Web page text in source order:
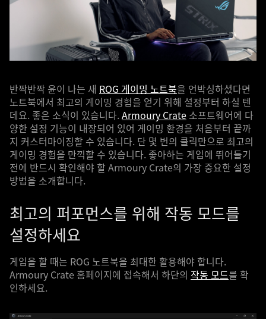
반짝반짝 윤이 나는 새 ROG 게이밍 노트북을 언박싱하셨다면
노트북에서 최고의 게이밍 경험을 얻기 위해 설정부터 하실 텐
데요. 좋은 소식이 있습니다. Armoury Crate 소프트웨어에 다
양한 설정 기능이 내장되어 있어 게이밍 환경을 처음부터 끝까
지 커스터마이징할 수 있습니다. 단 몇 번의 클릭만으로 최고의
게이밍 경험을 만끽할 수 있습니다. 좋아하는 게임에 뛰어들기
전에 반드시 확인해야 할 Armoury Crate의 가장 중요한 설정
방법을 소개합니다.
최고의 퍼포먼스를 위해 작동 모드를
설정하세요
게임을 할 때는 ROG 노트북을 최대한 활용해야 합니다.
Armoury Crate 홈페이지에 접속해서 하단의 작동 모드를 확
인하세요.